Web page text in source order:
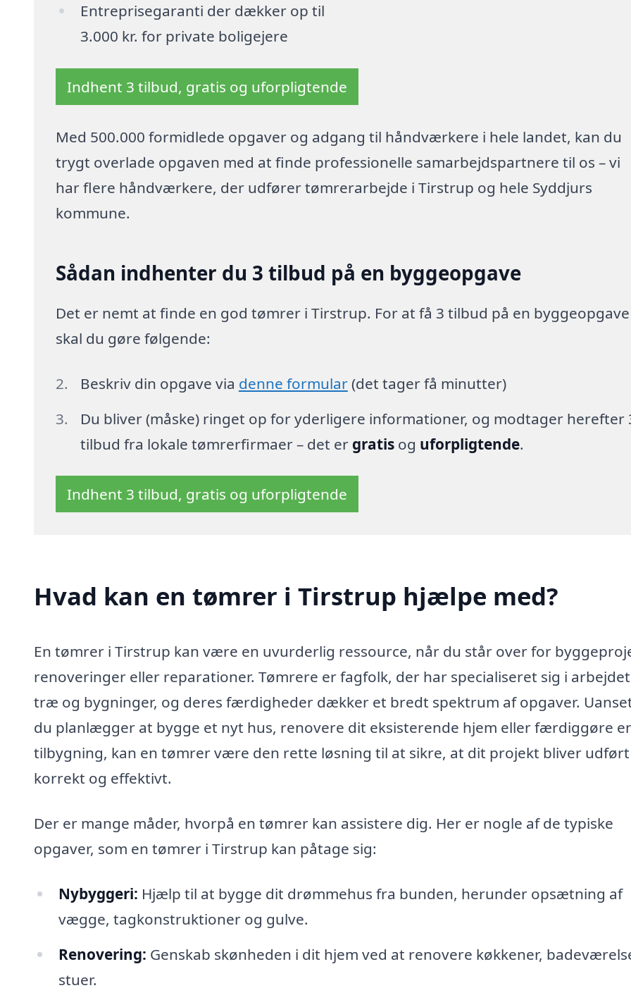
Entreprisegaranti der dækker op til
3.000 kr. for private boligejere
Indhent 3 tilbud, gratis og uforpligtende
Med 500.000 formidlede opgaver og adgang til håndværkere i hele landet, kan du
trygt overlade opgaven med at finde professionelle samarbejdspartnere til os – vi
har flere håndværkere, der udfører tømrerarbejde i Tirstrup og hele Syddjurs
kommune.
Sådan indhenter du 3 tilbud på en byggeopgave
Det er nemt at finde en god tømrer i Tirstrup. For at få 3 tilbud på en byggeopgave
skal du gøre følgende:
Beskriv din opgave via denne formular(det tager få minutter)
Du bliver (måske) ringet op for yderligere informationer, og modtager herefter
tilbud fra lokale tømrerfirmaer – det er gratisog uforpligtende.
Indhent 3 tilbud, gratis og uforpligtende
Hvad kan en tømrer i Tirstrup hjælpe med?
En tømrer i Tirstrup kan være en uvurderlig ressource, når du står over for
renoveringer eller reparationer. Tømrere er fagfolk, der har specialiseret sig i
træ og bygninger, og deres færdigheder dækker et bredt spektrum af opgaver.
du planlægger at bygge et nyt hus, renovere dit eksisterende hjem eller færdiggøre
tilbygning, kan en tømrer være den rette løsning til at sikre, at dit projekt bliver udført
korrekt og effektivt.
Der er mange måder, hvorpå en tømrer kan assistere dig. Her er nogle af de typiske
opgaver, som en tømrer i Tirstrup kan påtage sig:
Nybyggeri: Hjælp til at bygge dit drømmehus fra bunden, herunder opsætning af
vægge, tagkonstruktioner og gulve.
Renovering: Genskab skønheden i dit hjem ved at renovere køkkener,
stuer.